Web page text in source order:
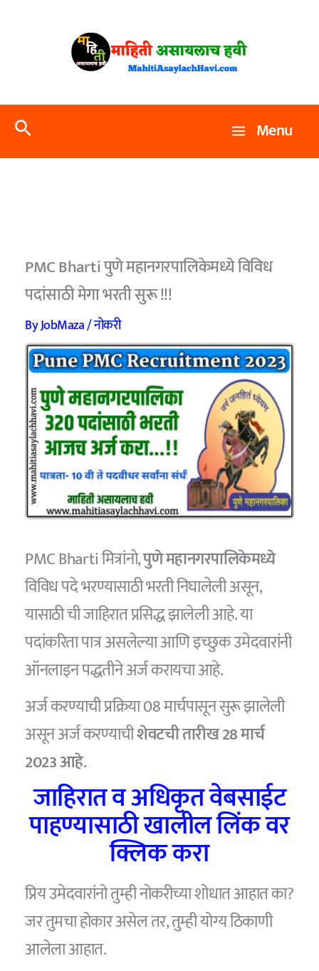
Search Menu
PMC Bharti पुणे महानगरपालिकेमध्ये विविध
पदांसाठी मेगा भरती सुरू !!!
ByJobMaza/नोकरी
PMC Bharti मित्रांनो,पुणे महानगरपालिकेमध्ये
विविध पदे भरण्यासाठी भरती निघालेली असून,
यासाठी ची जाहिरात प्रसिद्ध झालेली आहे. या
पदांकरिता पात्र असलेल्या आणि इच्छुक उमेदवारांनी
ऑनलाइन पद्धतीने अर्ज करायचा आहे.
अर्ज करण्याची प्रक्रिया 08 मार्चपासून सुरू झालेली
असून अर्ज करण्याचीशेवटची तारीख 28 मार्च
2023 आहे.
जाहिरात व अधिकृत वेबसाईट
पाहण्यासाठी खालील लिंक वर
क्लिक करा
प्रिय उमेदवारांनो तुम्ही नोकरीच्या शोधात आहात का?
जर तुमचा होकार असेल तर, तुम्ही योग्य ठिकाणी
आलेला आहात.